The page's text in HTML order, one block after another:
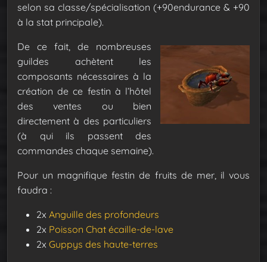
selon sa classe/spécialisation (+90endurance & +90
à la stat principale).
De ce fait, de nombreuses
guildes achètent les
composants nécessaires à la
création de ce festin à l’hôtel
des ventes ou bien
directement à des particuliers
(à qui ils passent des
commandes chaque semaine).
Pour un magnifique festin de fruits de mer, il vous
faudra :
2x Anguille des profondeurs
2x Poisson Chat écaille-de-lave
2x Guppys des haute-terres